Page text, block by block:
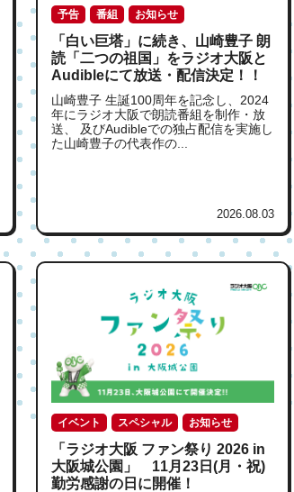
予告 番組 お知らせ
「白い巨塔」に続き、山崎豊子 朗
読「二つの祖国」をラジオ大阪と
Audibleにて放送・配信決定！！
山崎豊子 生誕100周年を記念し、2024
年にラジオ大阪で朗読番組を制作・放
送、 及びAudibleでの独占配信を実施し
た山崎豊子の代表作の...
2026.08.03
イベント スペシャル お知らせ
「ラジオ大阪 ファン祭り 2026 in
大阪城公園」 11月23日(月・祝)
勤労感謝の日に開催！